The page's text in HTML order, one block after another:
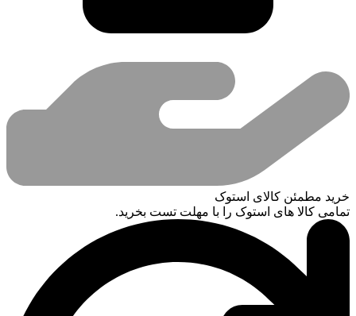
خرید مطمئن کالای استوک
تمامی کالا های استوک را با مهلت تست بخرید.